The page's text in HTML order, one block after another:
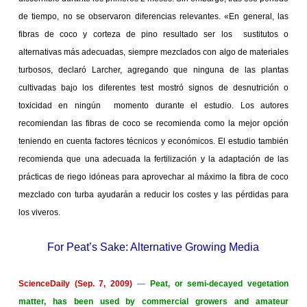
de tiempo, no se observaron diferencias relevantes. «En general, las
fibras de coco y corteza de pino resultado ser los
sustitutos o
alternativas más adecuadas, siempre mezclados con algo de materiales
turbosos, declaró Larcher, agregando que ninguna de las plantas
cultivadas bajo los diferentes test mostró signos de desnutrición o
toxicidad en ningún
momento durante el estudio. Los autores
recomiendan las fibras de coco se recomienda como la mejor opción
teniendo en cuenta factores técnicos y económicos. El estudio también
recomienda que una adecuada la fertilización y la adaptación de las
prácticas de riego idóneas para aprovechar al máximo la fibra de coco
mezclado con turba ayudarán a reducir los costes y las pérdidas para
los viveros.
For Peat’s Sake: AlternativeGrowing Media
ScienceDaily (Sep. 7, 2009) — Peat, or semi-decayed vegetation
matter, has been used by commercial growers and amateur